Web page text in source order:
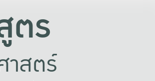
ตร
าสตร์